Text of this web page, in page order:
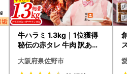
牛ハラミ 1.3kg｜1位獲得
秘伝の赤タレ 牛肉 訳あり
大阪府泉佐野市